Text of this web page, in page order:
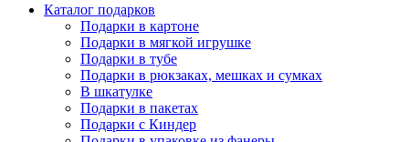
Каталог подарков
Подарки в картоне
Подарки в мягкой игрушке
Подарки в тубе
Подарки в рюкзаках, мешках и сумках
В шкатулке
Подарки в пакетах
Подарки с Киндер